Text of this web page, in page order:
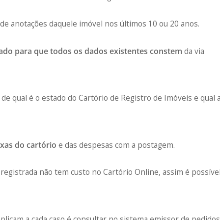
anotações daquele imóvel nos últimos 10 ou 20 anos.
para que todos os dados existentes constem da via
qual é o estado do Cartório de Registro de Imóveis e qual a
do cartório e das despesas com a postagem.
não tem custo no Cartório Online, assim é possível